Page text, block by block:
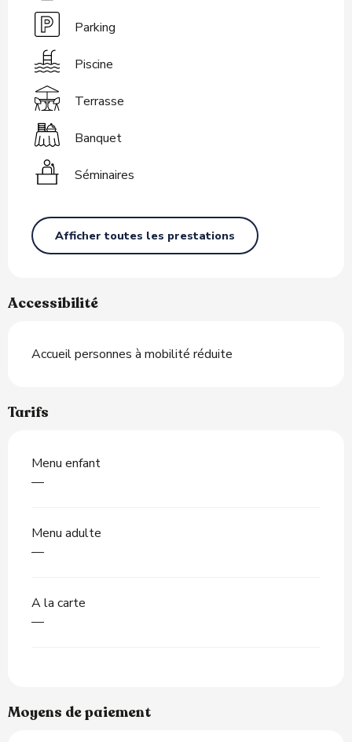
Parking
Piscine
Terrasse
Banquet
Séminaires
Afficher toutes les prestations
Accessibilité
Accueil personnes à mobilité réduite
Tarifs
Menu enfant
—
Menu adulte
—
A la carte
—
Moyens de paiement